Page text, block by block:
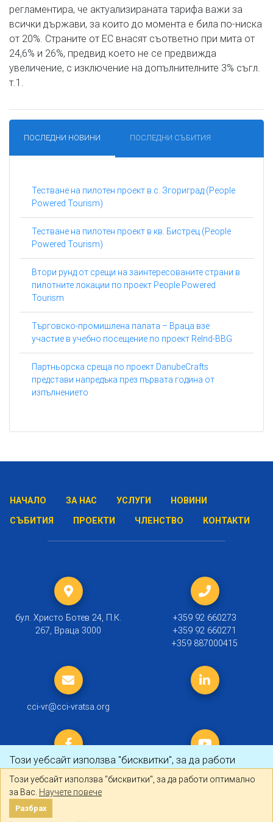
Този уебсайт използва "бисквитки", за да работи
оптимално за Вас.Научете повече
Разбрах
Този уебсайт използва "бисквитки", за да работи оптимално
за Вас. Научете повече
Разбрах
регламентира, че актуализираната тарифа важи за
всички държави, за които до момента е била по-ниска
от 20%. Страните от ЕС внасят съответно при мита от
24,6% и 26%, предвид което не се предвижда
увеличение, с изключение на допълнителните 3% съгл.
т.1.
ПОСЛЕДНИ НОВИНИ ПОСЛЕДНИ СЪБИТИЯ
Тестване на пилотен проект в с. Згориград (People
Powered Tourism)
Тестване на пилотен проект в кв. Бистрец (People
Powered Tourism)
Втори рунд от срещи на заинтересованите страни в
пилотните локации по проект People Powered
Tourism
Търговско-промишлена палата – Враца взе
участие в учебно посещение по проект ReInd-BBG
Партньорска среща по проект DanubeCrafts
представи напредъка през първата година от
изпълнението
НАЧАЛО ЗА НАС УСЛУГИ
НОВИНИ
СЪБИТИЯ
ПРОЕКТИ ЧЛЕНСТВО КОНТАКТИ
бул. Христо Ботев 24, П.К.
267, Враца 3000
+359 92 660273
+359 92 660271
+359 887000415
cci-vr@cci-vratsa.org
© 2019 ТПП Враца |Политика за личните данни